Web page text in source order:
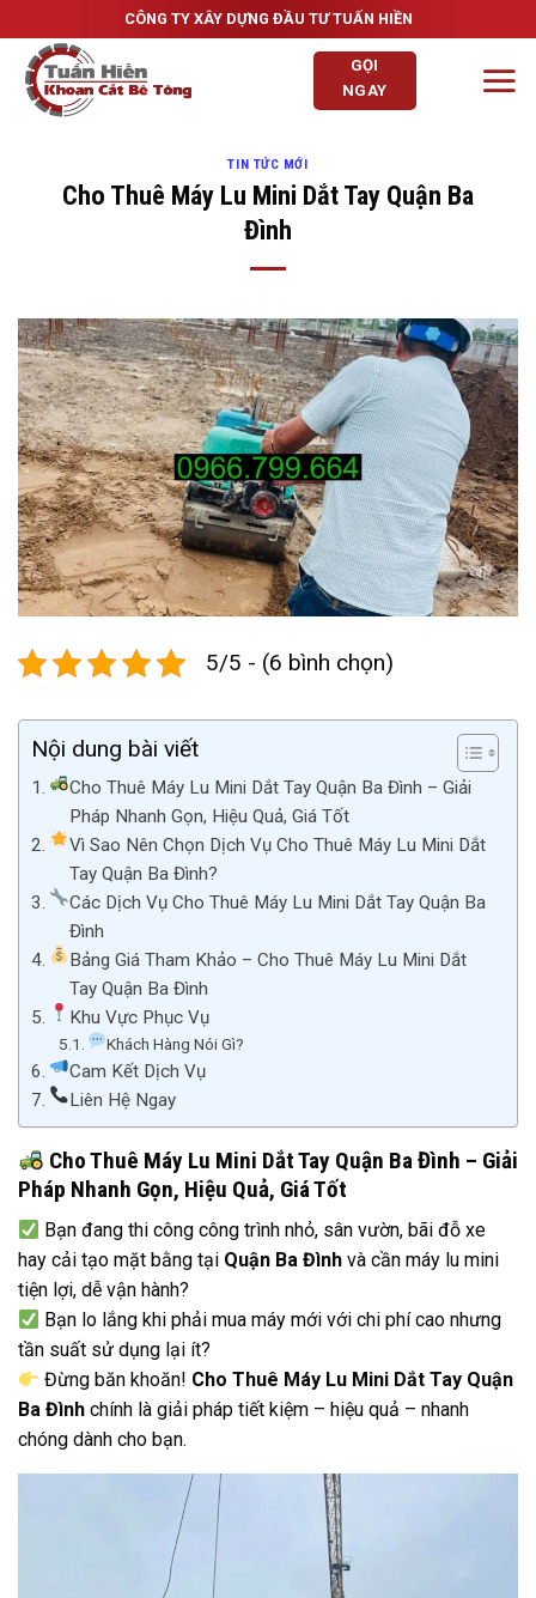
to
content
CÔNG TY XÂY DỰNG ĐẦU TƯ TUẤN HIỀN
GỌI
NGAY
TIN TỨC MỚI
Cho Thuê Máy Lu Mini Dắt Tay Quận Ba
Đình
5/5 - (6 bình chọn)
Nội dung bài viết
Cho Thuê Máy Lu Mini Dắt Tay Quận Ba Đình – Giải
Pháp Nhanh Gọn, Hiệu Quả, Giá Tốt
Vì Sao Nên Chọn Dịch Vụ Cho Thuê Máy Lu Mini Dắt
Tay Quận Ba Đình?
Các Dịch Vụ Cho Thuê Máy Lu Mini Dắt Tay Quận Ba
Đình
Bảng Giá Tham Khảo – Cho Thuê Máy Lu Mini Dắt
Tay Quận Ba Đình
Khu Vực Phục Vụ
Khách Hàng Nói Gì?
Cam Kết Dịch Vụ
Liên Hệ Ngay
Cho Thuê Máy Lu Mini Dắt Tay Quận Ba Đình – Giải
Pháp Nhanh Gọn, Hiệu Quả, Giá Tốt
Bạn đang thi công công trình nhỏ, sân vườn, bãi đỗ xe
hay cải tạo mặt bằng tại Quận Ba Đình và cần máy lu mini
tiện lợi, dễ vận hành?
Bạn lo lắng khi phải mua máy mới với chi phí cao nhưng
tần suất sử dụng lại ít?
Đừng băn khoăn! Cho Thuê Máy Lu Mini Dắt Tay Quận
Ba Đình chính là giải pháp tiết kiệm – hiệu quả – nhanh
chóng dành cho bạn.